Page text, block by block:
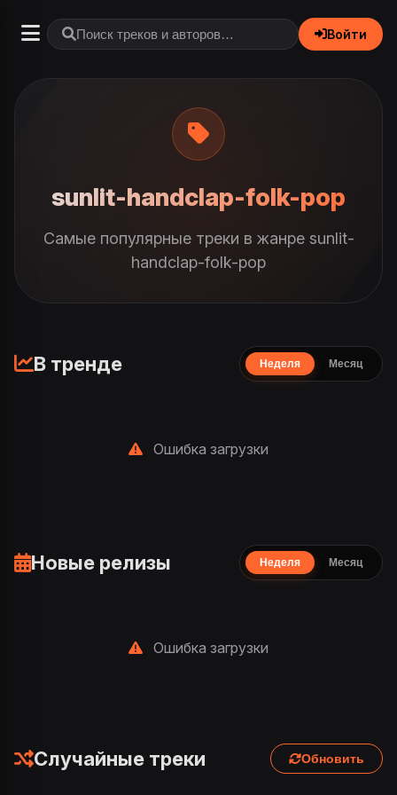
Войти
sunlit-handclap-folk-pop
Самые популярные треки в жанре sunlit-
handclap-folk-pop
В тренде Неделя Месяц
Ошибка загрузки
Новые релизы Неделя Месяц
Ошибка загрузки
Случайные треки Обновить